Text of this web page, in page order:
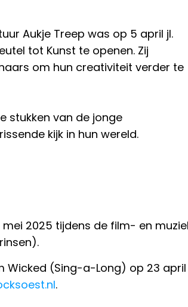
Aukje Treep was op 5 april jl.
tot Kunst te openen. Zij
om hun creativiteit verder te
stukken van de jonge
kijk in hun wereld.
mei 2025 tijdens de film- en
(Sing-a-Long) op 23
.